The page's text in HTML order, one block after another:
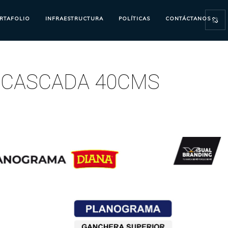
INFRAESTRUCTURA POLÍTICAS CONTÁCTANOS
40CMS